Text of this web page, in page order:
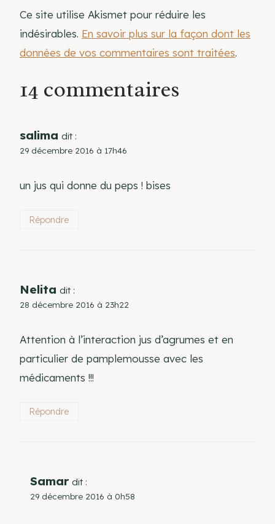
Ce site utilise Akismet pour réduire les
indésirables. En savoir plus sur la façon dont les
données de vos commentaires sont traitées.
14 commentaires
salima dit :
29 décembre 2016 à 17h46
un jus qui donne du peps ! bises
Répondre
Nelita dit :
28 décembre 2016 à 23h22
Attention à l’interaction jus d’agrumes et en
particulier de pamplemousse avec les
médicaments !!!
Répondre
Samar dit :
29 décembre 2016 à 0h58